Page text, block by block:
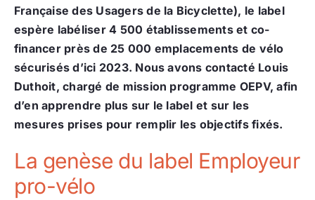
Française des Usagers de la Bicyclette), le label
espère labéliser 4 500 établissements et co-
financer près de 25 000 emplacements de vélo
sécurisés d’ici 2023. Nous avons contacté Louis
Duthoit, chargé de mission programme OEPV, afin
d’en apprendre plus sur le label et sur les
mesures prises pour remplir les objectifs fixés.
La genèse du label Employeur
pro-vélo